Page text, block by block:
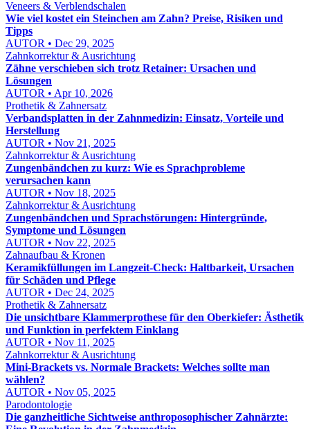
Veneers & Verblendschalen
Wie viel kostet ein Steinchen am Zahn? Preise, Risiken und
Tipps
AUTOR • Dec 29, 2025
Zahnkorrektur & Ausrichtung
Zähne verschieben sich trotz Retainer: Ursachen und
Lösungen
AUTOR • Apr 10, 2026
Prothetik & Zahnersatz
Verbandsplatten in der Zahnmedizin: Einsatz, Vorteile und
Herstellung
AUTOR • Nov 21, 2025
Zahnkorrektur & Ausrichtung
Zungenbändchen zu kurz: Wie es Sprachprobleme
verursachen kann
AUTOR • Nov 18, 2025
Zahnkorrektur & Ausrichtung
Zungenbändchen und Sprachstörungen: Hintergründe,
Symptome und Lösungen
AUTOR • Nov 22, 2025
Zahnaufbau & Kronen
Keramikfüllungen im Langzeit-Check: Haltbarkeit, Ursachen
für Schäden und Pflege
AUTOR • Dec 24, 2025
Prothetik & Zahnersatz
Die unsichtbare Klammerprothese für den Oberkiefer: Ästhetik
und Funktion in perfektem Einklang
AUTOR • Nov 11, 2025
Zahnkorrektur & Ausrichtung
Mini-Brackets vs. Normale Brackets: Welches sollte man
wählen?
AUTOR • Nov 05, 2025
Parodontologie
Die ganzheitliche Sichtweise anthroposophischer Zahnärzte: